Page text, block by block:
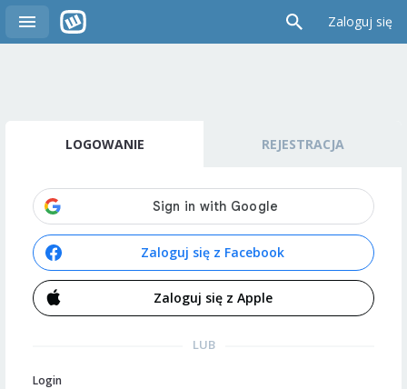
Zaloguj się
LOGOWANIE REJESTRACJA
Zaloguj się z Facebook
Zaloguj się z Apple
LUB
Login